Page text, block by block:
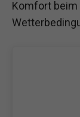
Komfort beim